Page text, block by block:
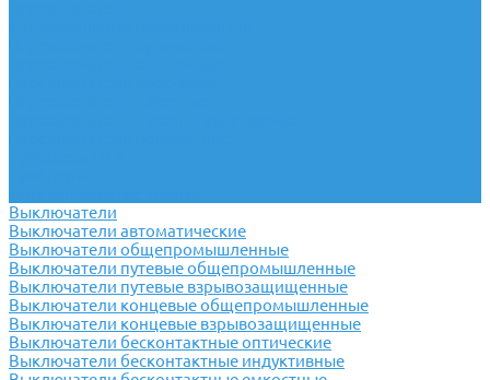
Выключатели
Выключатели автоматические
Выключатели общепромышленные
Выключатели путевые общепромышленные
Выключатели путевые взрывозащищенные
Выключатели концевые общепромышленные
Выключатели концевые взрывозащищенные
Выключатели бесконтактные оптические
Выключатели бесконтактные индуктивные